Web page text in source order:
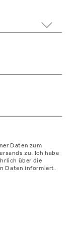
Daten zum
zu. Ich habe
über die
Daten informiert.